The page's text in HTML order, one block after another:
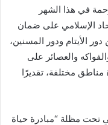
في هذا الشهر
الإسلامي على ضمان
الأيتام ودور المسنين،
والعصائر على
مختلفة، تقديرًا
تحت مظلة “مبادرة حياة